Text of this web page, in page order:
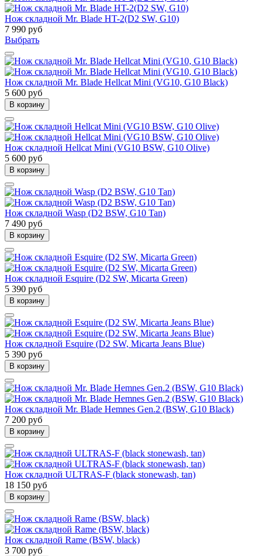
Нож складной Mr. Blade HT-2(D2 SW, G10)
7 990 руб
Выбрать
Нож складной Mr. Blade Hellcat Mini (VG10, G10 Black)
5 600 руб
В корзину
Нож складной Hellcat Mini (VG10 BSW, G10 Olive)
5 600 руб
В корзину
Нож складной Wasp (D2 BSW, G10 Tan)
7 490 руб
В корзину
Нож складной Esquire (D2 SW, Micarta Green)
5 390 руб
В корзину
Нож складной Esquire (D2 SW, Micarta Jeans Blue)
5 390 руб
В корзину
Нож складной Mr. Blade Hemnes Gen.2 (BSW, G10 Black)
7 200 руб
В корзину
Нож складной ULTRAS-F (black stonewash, tan)
18 150 руб
В корзину
Нож складной Rame (BSW, black)
3 700 руб